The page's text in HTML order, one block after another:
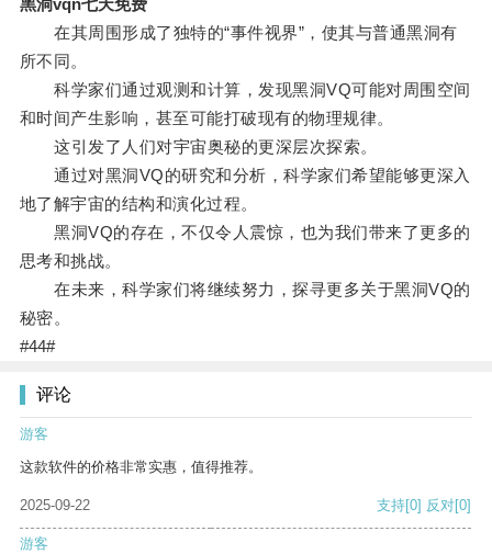
黑洞vqn七天免费
在其周围形成了独特的“事件视界”，使其与普通黑洞有
所不同。
科学家们通过观测和计算，发现黑洞VQ可能对周围空间
和时间产生影响，甚至可能打破现有的物理规律。
这引发了人们对宇宙奥秘的更深层次探索。
通过对黑洞VQ的研究和分析，科学家们希望能够更深入
地了解宇宙的结构和演化过程。
黑洞VQ的存在，不仅令人震惊，也为我们带来了更多的
思考和挑战。
在未来，科学家们将继续努力，探寻更多关于黑洞VQ的
秘密。
#44#
评论
游客
这款软件的价格非常实惠，值得推荐。
2025-09-22 支持[0] 反对[0]
游客